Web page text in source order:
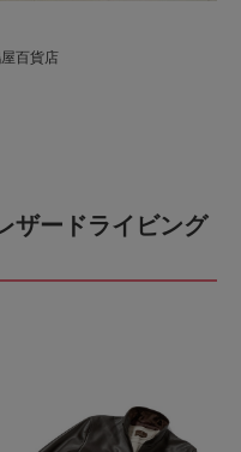
屋百貨店
ザードライビング